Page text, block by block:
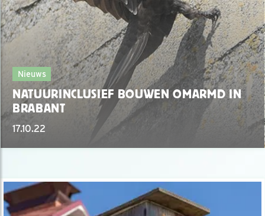
Nieuws
NATUURINCLUSIEF BOUWEN OMARMD IN
BRABANT
17.10.22